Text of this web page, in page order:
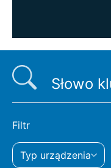
Filtr
Typ urządzenia